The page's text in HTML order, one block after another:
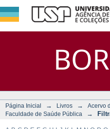
Assunto
DSpace/
Página Inicial → Livros → Acervo
Faculdade de Saúde Pública
→